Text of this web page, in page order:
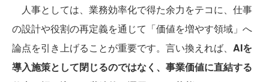
人事としては、業務効率化で得た余力をテコに、仕事
の設計や役割の再定義を通じて「価値を増やす領域」へ
論点を引き上げることが重要です。言い換えれば、 AIを
導入施策として閉じるのではなく、事業価値に直結する